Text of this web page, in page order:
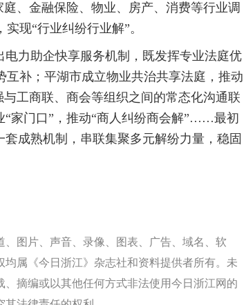
、金融保险、物业、房产、消费等行业调
现“行业纠纷行业解”。
力助企快享服务机制，既发挥专业法庭优
补；平湖市成立物业共治共享法庭，推动
工商联、商会等组织之间的常态化沟通联
“家门口”，推动“商人纠纷商会解”……最初
成熟机制，串联集聚多元解纷力量，稳固
图片、声音、录像、图表、广告、域名、软
属《今日浙江》杂志社和资料提供者所有。未
摘编或以其他任何方式非法使用今日浙江网的